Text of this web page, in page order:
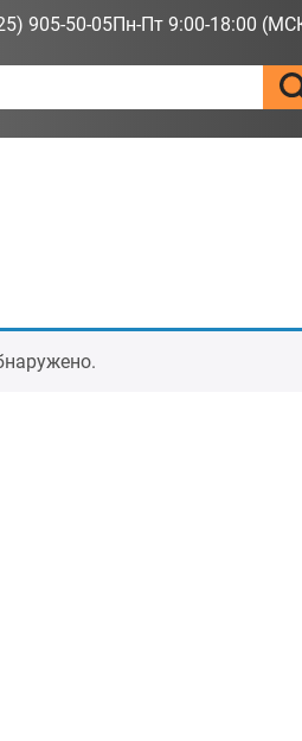
905-50-05Пн-Пт 9:00-18:00